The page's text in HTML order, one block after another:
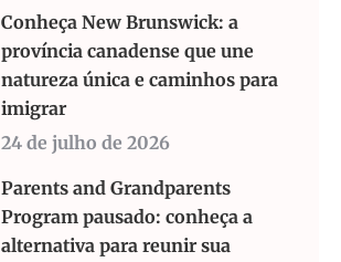
Conheça New Brunswick: a
província canadense que une
natureza única e caminhos para
imigrar
24 de julho de 2026
Parents and Grandparents
Program pausado: conheça a
alternativa para reunir sua